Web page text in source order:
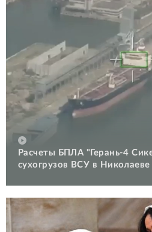
Расчеты БПЛА "Герань-4
сухогрузов ВСУ в